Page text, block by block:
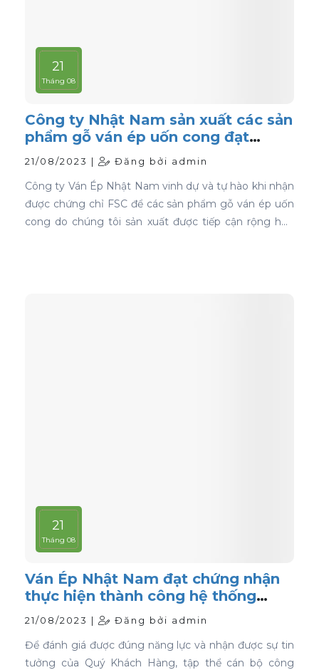
21
Tháng 08
Công ty Nhật Nam sản xuất các sản
phẩm gỗ ván ép uốn cong đạt
chứng nhận FSC
21/08/2023 | Đăng bởi admin
Công ty Ván Ép Nhật Nam vinh dự và tự hào khi nhận
được chứng chỉ FSC để các sản phẩm gỗ ván ép uốn
cong do chúng tôi sản xuất được tiếp cận rộng hơn
21
Tháng 08
Ván Ép Nhật Nam đạt chứng nhận
thực hiện thành công hệ thống
quản lý chất lượng ISO 9001:2015
21/08/2023 | Đăng bởi admin
Để đánh giá được đúng năng lực và nhận được sự tin
tưởng của Quý Khách Hàng, tập thể cán bộ công